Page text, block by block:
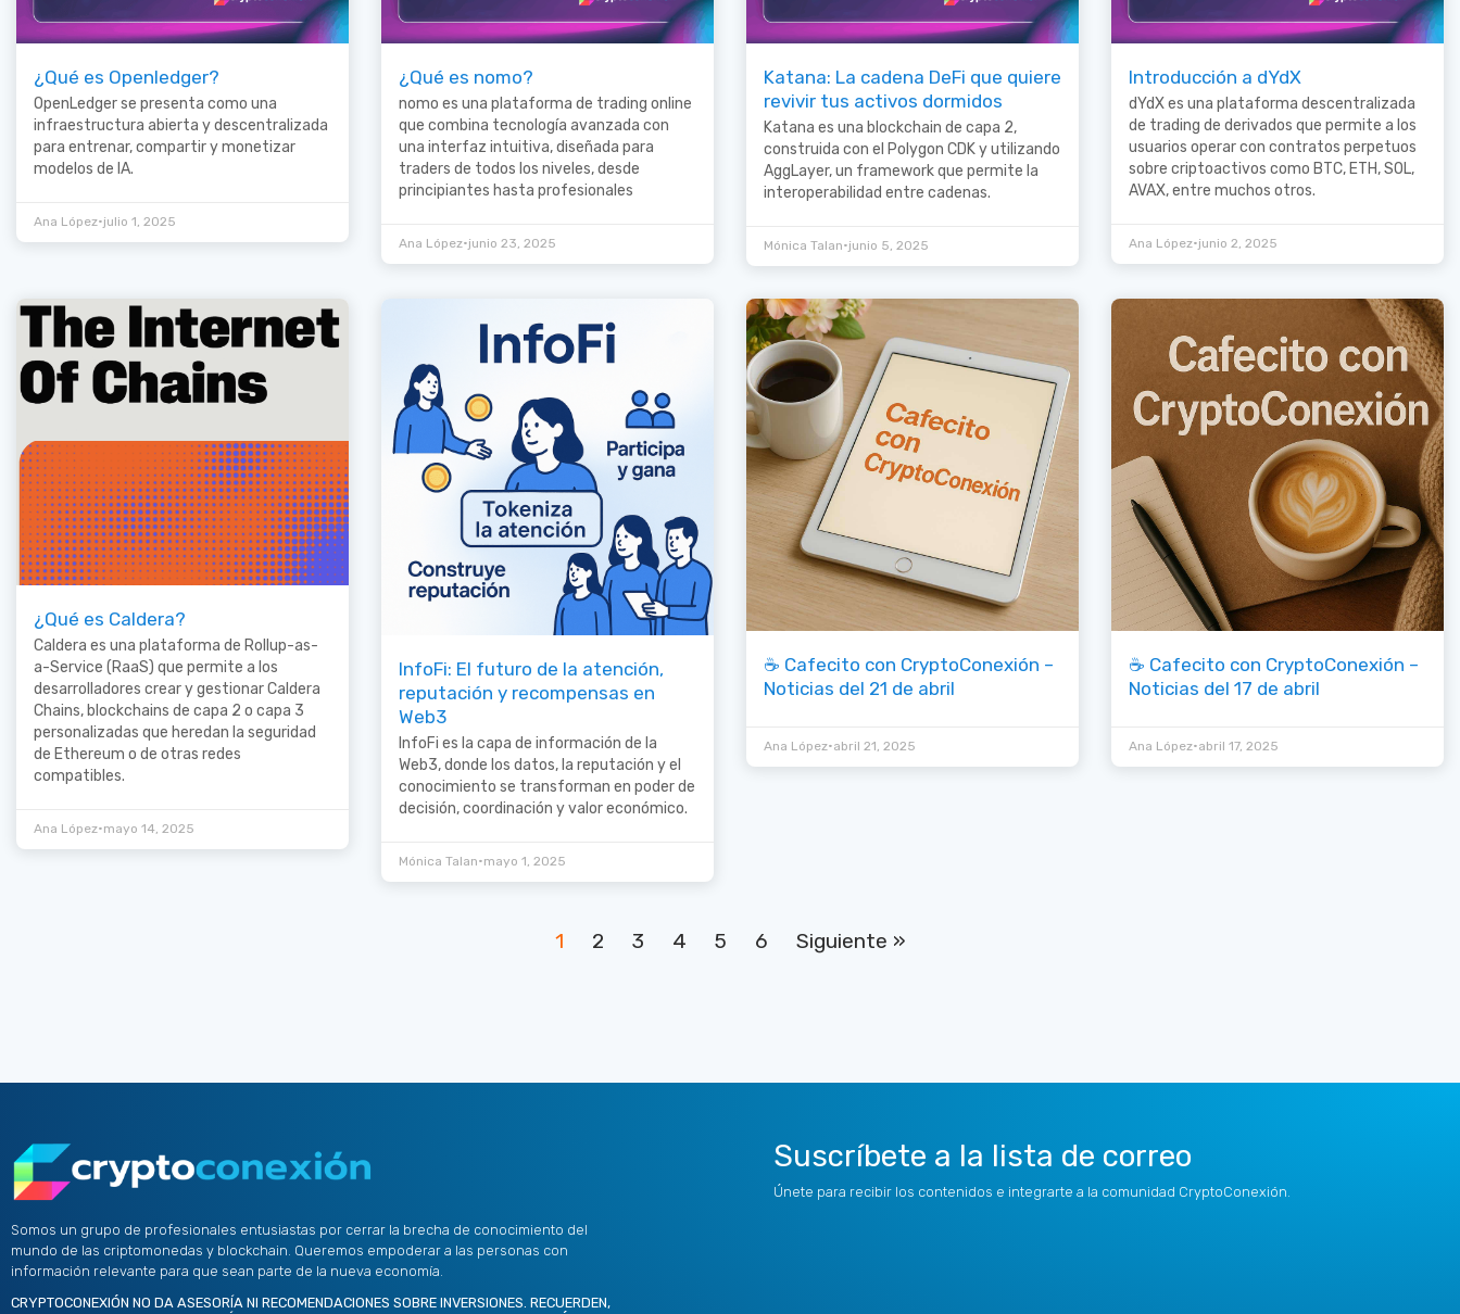
¿Qué es Openledger?
OpenLedger se presenta como una
infraestructura abierta y descentralizada
para entrenar, compartir y monetizar
modelos de IA.
Ana López•julio 1, 2025
¿Qué es nomo?
nomo es una plataforma de trading online
que combina tecnología avanzada con
una interfaz intuitiva, diseñada para
traders de todos los niveles, desde
principiantes hasta profesionales
Ana López•junio 23, 2025
Katana: La cadena DeFi que quiere
revivir tus activos dormidos
Katana es una blockchain de capa 2,
construida con el Polygon CDK y utilizando
AggLayer, un framework que permite la
interoperabilidad entre cadenas.
Mónica Talan•junio 5, 2025
Introducción a dYdX
dYdX es una plataforma descentralizada
de trading de derivados que permite a los
usuarios operar con contratos perpetuos
sobre criptoactivos como BTC, ETH, SOL,
AVAX, entre muchos otros.
Ana López•junio 2, 2025
¿Qué es Caldera?
Caldera es una plataforma de Rollup-as-
a-Service (RaaS) que permite a los
desarrolladores crear y gestionar Caldera
Chains, blockchains de capa 2 o capa 3
personalizadas que heredan la seguridad
de Ethereum o de otras redes
compatibles.
Ana López•mayo 14, 2025
InfoFi: El futuro de la atención,
reputación y recompensas en
Web3
InfoFi es la capa de información de la
Web3, donde los datos, la reputación y el
conocimiento se transforman en poder de
decisión, coordinación y valor económico.
Mónica Talan•mayo 1, 2025
☕ Cafecito con CryptoConexión –
Noticias del 21 de abril
Ana López•abril 21, 2025
☕ Cafecito con CryptoConexión –
Noticias del 17 de abril
Ana López•abril 17, 2025
1 2 3 4 5 6 Siguiente »
Somos un grupo de profesionales entusiastas por cerrar la brecha de conocimiento del
mundo de las criptomonedas y blockchain. Queremos empoderar a las personas con
información relevante para que sean parte de la nueva economía.
CRYPTOCONEXIÓN NO DA ASESORÍA NI RECOMENDACIONES SOBRE INVERSIONES. RECUERDEN,
Suscríbete a la lista de correo
Únete para recibir los contenidos e integrarte a la comunidad CryptoConexión.